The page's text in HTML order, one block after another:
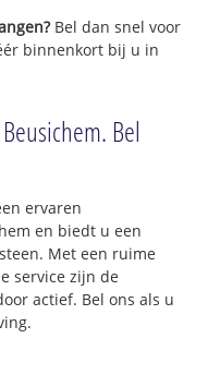
Bel dan snel voor
binnenkort bij u in
Bel
ervaren
en biedt u een
Met een ruime
service zijn de
actief. Bel ons als u